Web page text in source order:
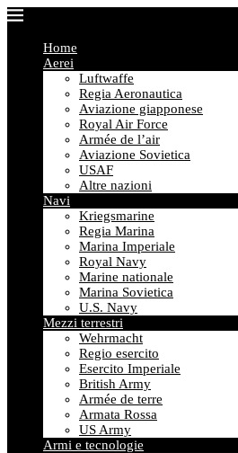
Home
Aerei
Luftwaffe
Regia Aeronautica
Aviazione giapponese
Royal Air Force
Armée de l’air
Aviazione Sovietica
USAF
Altre nazioni
Navi
Kriegsmarine
Regia Marina
Marina Imperiale
Royal Navy
Marine nationale
Marina Sovietica
U.S. Navy
Mezzi terrestri
Wehrmacht
Regio esercito
Esercito Imperiale
British Army
Armée de terre
Armata Rossa
US Army
Armi e tecnologie